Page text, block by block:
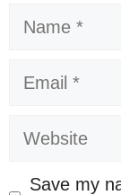
Name
Email
Website
Save my